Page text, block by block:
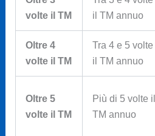
volte il TM
il TM annuo
Oltre 4
volte il TM
Tra 4 e 5 volte
il TM annuo
Oltre 5
volte il TM
Più di 5 volte il
TM annuo